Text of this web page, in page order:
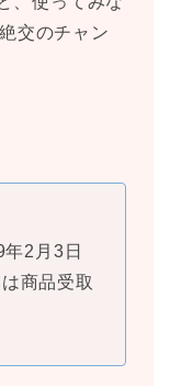
交のチャン
2月3日
商品受取